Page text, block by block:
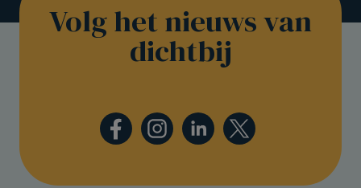
Volg het nieuws van
dichtbij